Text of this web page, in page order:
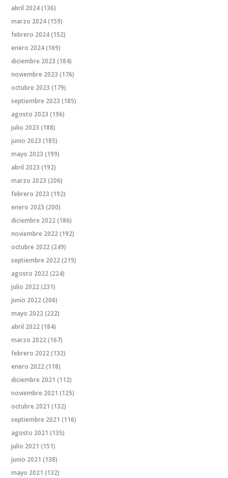
abril 2024(136)
marzo 2024(159)
febrero 2024(152)
enero 2024(169)
diciembre 2023 (184)
noviembre 2023 (176)
octubre 2023 (179)
septiembre 2023 (185)
agosto 2023 (196)
julio 2023 (188)
junio 2023 (185)
mayo 2023 (199)
abril 2023 (192)
marzo 2023 (206)
febrero 2023 (192)
enero 2023 (200)
diciembre 2022(186)
noviembre 2022(192)
octubre 2022(249)
septiembre 2022(219)
agosto 2022(224)
julio 2022(231)
junio 2022(206)
mayo 2022(222)
abril 2022(184)
marzo 2022(167)
febrero 2022(132)
enero 2022(118)
diciembre 2021 (112)
noviembre 2021 (125)
octubre 2021 (132)
septiembre 2021 (116)
agosto 2021 (135)
julio 2021 (151)
junio 2021 (138)
mayo 2021 (132)